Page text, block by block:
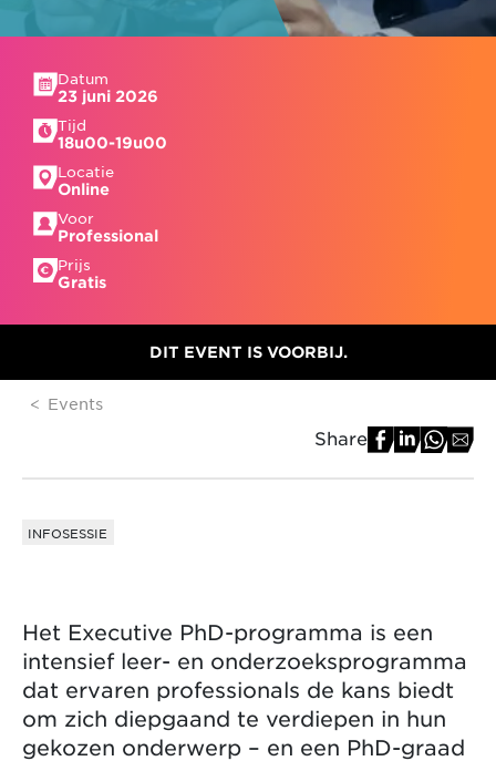
Datum
23 juni 2026
Tijd
18u00-19u00
Locatie
Online
Voor
Professional
Prijs
Gratis
DIT EVENT IS VOORBIJ.
Events
Share
INFOSESSIE
Het Executive PhD-programma is een
intensief leer- en onderzoeksprogramma
dat ervaren professionals de kans biedt
om zich diepgaand te verdiepen in hun
gekozen onderwerp – en een PhD-graad